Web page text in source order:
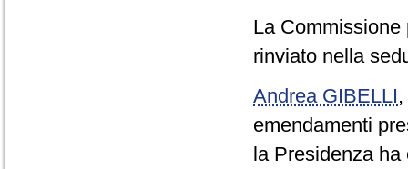
La
rinviato nella
Andrea GIBELLI,
emendamenti
la Presidenza